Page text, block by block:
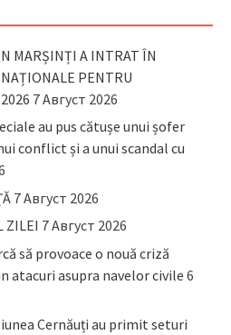
MARȘINȚI A INTRAT ÎN
PENTRU
7 Август 2026
au pus cătușe unui șofer
conflict și a unui scandal cu
7 Август 2026
ZILEI 7 Август 2026
să provoace o nouă criză
atacuri asupra navelor civile 6
Cernăuți au primit seturi